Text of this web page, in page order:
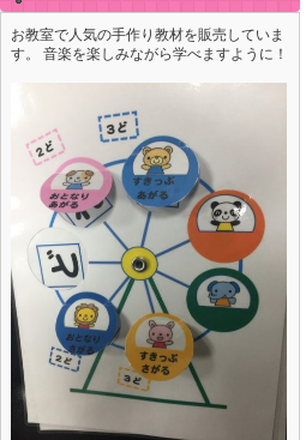
お教室で人気の手作り教材を販売していま
す。 音楽を楽しみながら学べますように！